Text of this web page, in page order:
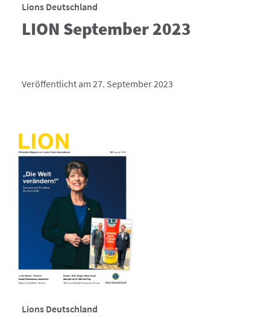
Lions Deutschland
LION September 2023
Veröffentlicht am 27. September 2023
Lions Deutschland